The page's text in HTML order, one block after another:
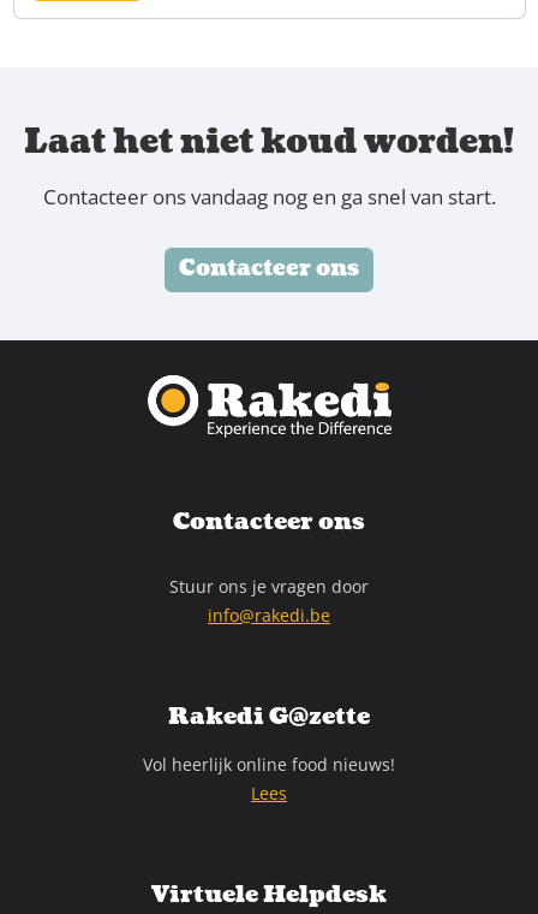
Laat het niet koud worden!
Contacteer ons vandaag nog en ga snel van start.
Contacteer ons
Contacteer ons
Stuur ons je vragen door
info@rakedi.be
Rakedi G@zette
Vol heerlijk online food nieuws!
Lees
Virtuele Helpdesk